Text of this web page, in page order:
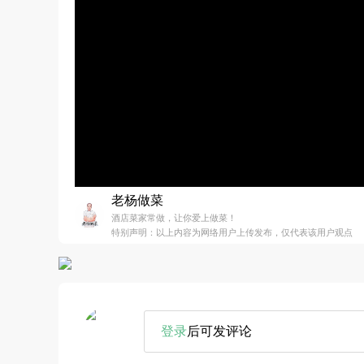
老杨做菜
酒店菜家常做，让你爱上做菜！
特别声明：以上内容为网络用户上传发布，仅代表该用户观点
登录后可发评论